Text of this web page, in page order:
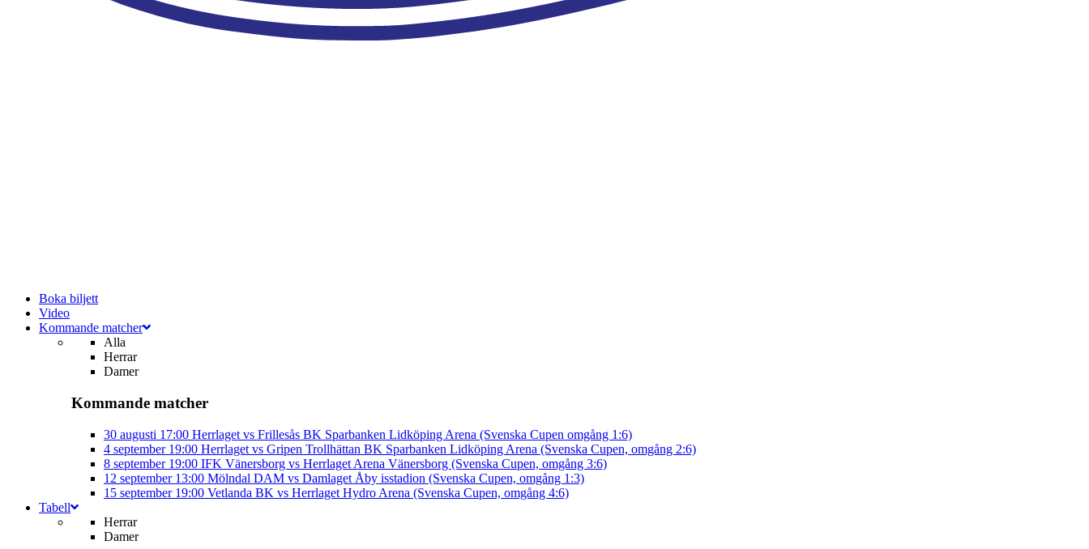
Boka biljett
Video
Kommande matcher
Alla
Herrar
Damer
Kommande matcher
30 augusti 17:00 Herrlaget vs Frillesås BK Sparbanken Lidköping Arena (Svenska Cupen omgång 1:6)
4 september 19:00 Herrlaget vs Gripen Trollhättan BK Sparbanken Lidköping Arena (Svenska Cupen, omgång 2:6)
8 september 19:00 IFK Vänersborg vs Herrlaget Arena Vänersborg (Svenska Cupen, omgång 3:6)
12 september 13:00 Mölndal DAM vs Damlaget Åby isstadion (Svenska Cupen, omgång 1:3)
15 september 19:00 Vetlanda BK vs Herrlaget Hydro Arena (Svenska Cupen, omgång 4:6)
Tabell
Herrar
Damer